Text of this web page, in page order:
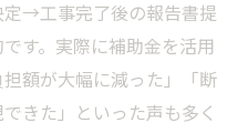
→工事完了後の報告書提
す。実際に補助金を活用
額が大幅に減った」「断
きた」といった声も多く